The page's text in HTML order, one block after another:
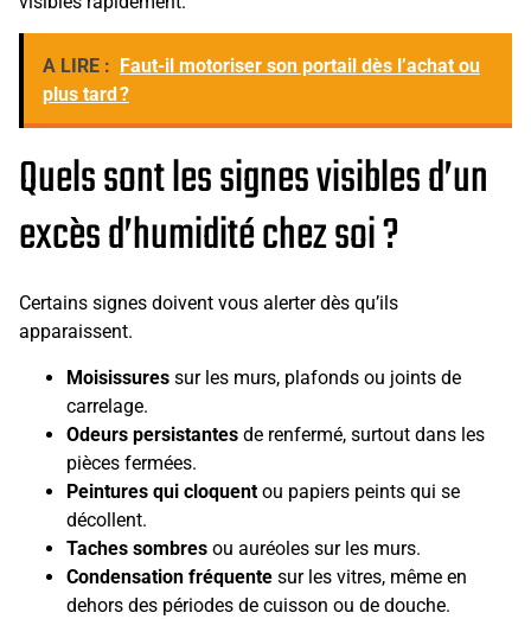
A LIRE :
Faut-il motoriser son portail dès l’achat ou
plus tard ?
Quels sont les signes visibles d’un
excès d’humidité chez soi ?
Certains signes doivent vous alerter dès qu’ils
apparaissent.
Moisissures sur les murs, plafonds ou joints de
carrelage.
Odeurs persistantes de renfermé, surtout dans les
pièces fermées.
Peintures qui cloquent ou papiers peints qui se
décollent.
Taches sombres ou auréoles sur les murs.
Condensation fréquente sur les vitres, même en
dehors des périodes de cuisson ou de douche.